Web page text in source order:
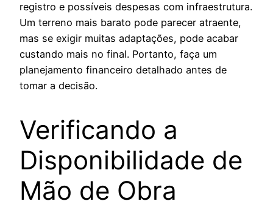
registro e possíveis despesas com infraestrutura.
Um terreno mais barato pode parecer atraente,
mas se exigir muitas adaptações, pode acabar
custando mais no final. Portanto, faça um
planejamento financeiro detalhado antes de
tomar a decisão.
Verificando a
Disponibilidade de
Mão de Obra